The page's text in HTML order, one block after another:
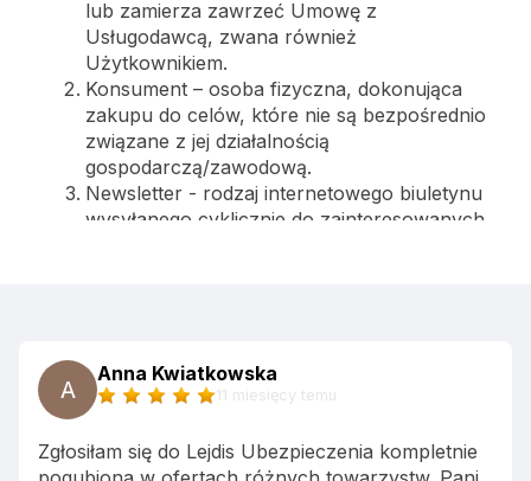
A
Anna Kwiatkowska
11 miesięcy temu
Zgłosiłam się do Lejdis Ubezpieczenia kompletnie